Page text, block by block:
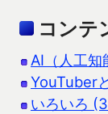
コンテ
AI（人工
YouTuber
いろいろ